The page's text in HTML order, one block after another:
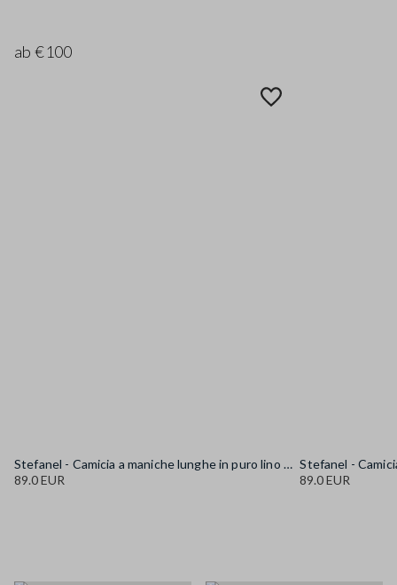
ab €100
Stefanel - Camicia a maniche lunghe in puro lino gialla regular fit, Donna, Giallo senape
89.0 EUR
89.0 EUR